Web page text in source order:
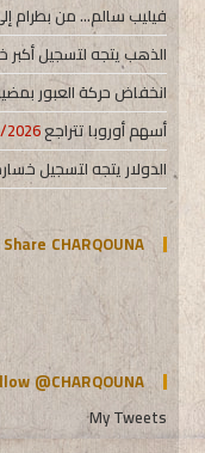
فيليب سالم… من بطرام
الذهب يتجه لتسجيل
انخفاض حركة العبور
أسهم أوروبا تتراجع
الدولار يتجه لتسجيل
Share CHARQOUNA
@CHARQOUNA
My Tweets